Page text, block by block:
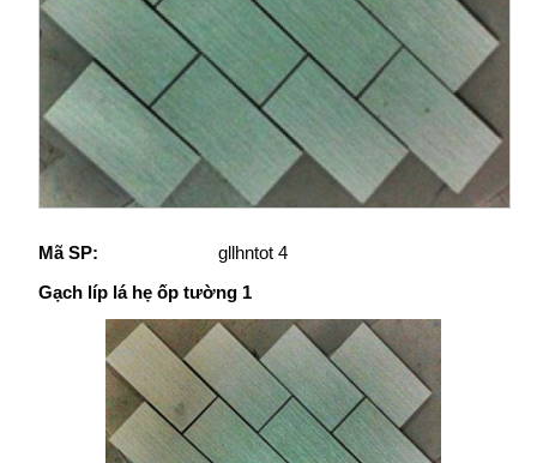
Mã SP:
gllhntot 4
Gạch líp lá hẹ ốp tường 1